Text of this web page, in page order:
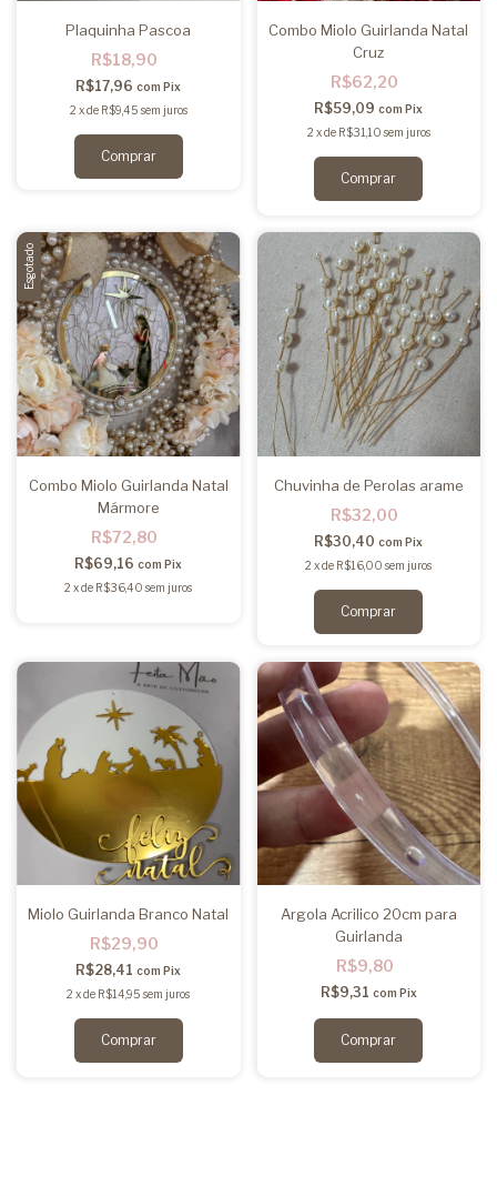
Plaquinha Pascoa
R$18,90
R$17,96com Pix
2 xde R$9,45 sem juros
Comprar
Combo Miolo Guirlanda Natal
Cruz
R$62,20
R$59,09com Pix
2 xde R$31,10 sem juros
Esgotado
Combo Miolo Guirlanda Natal
Mármore
R$72,80
R$69,16com Pix
2 xde R$36,40 sem juros
Chuvinha de Perolas arame
R$32,00
R$30,40com Pix
2 xde R$16,00 sem juros
Comprar
Miolo Guirlanda Branco Natal
R$29,90
R$28,41com Pix
2 xde R$14,95 sem juros
Argola Acrilico 20cm para
Guirlanda
R$9,80
R$9,31 com Pix